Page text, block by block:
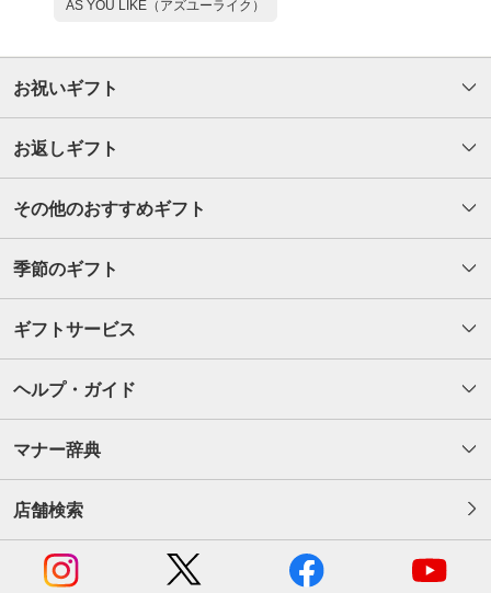
AS YOU LIKE（アズユーライク）
お祝いギフト
お返しギフト
その他のおすすめギフト
季節のギフト
ギフトサービス
ヘルプ・ガイド
マナー辞典
店舗検索